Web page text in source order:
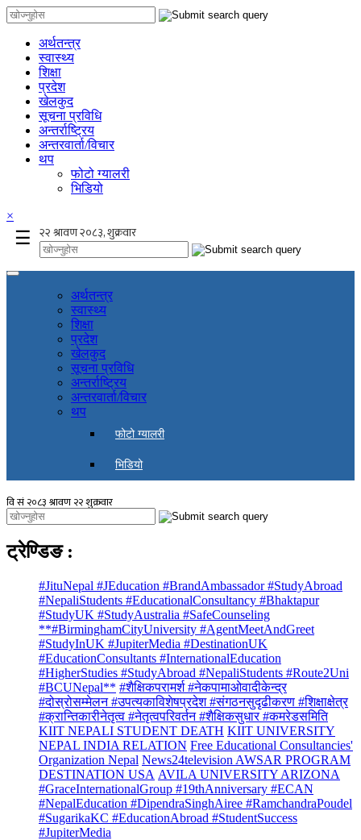
अर्थतन्त्र
स्वास्थ्य
शिक्षा
प्रदेश
खेलकुद
सूचना प्रविधि
अन्तर्राष्ट्रिय
अन्तरवार्ता/विचार
थप
फोटो ग्यालरी
भिडियो
×
☰
अर्थतन्त्र
स्वास्थ्य
शिक्षा
प्रदेश
खेलकुद
सूचना प्रविधि
अन्तर्राष्ट्रिय
अन्तरवार्ता/विचार
थप
फोटो ग्यालरी
भिडियो
ट्रेण्डिङ :
#JituNepal #JEducation #BrandAmbassador #StudyAbroad
#NepaliStudents #EducationalConsultancy #Bhaktapur
#StudyUK #StudyAustralia #SafeCounseling
**#BirminghamCityUniversity #AgentMeetAndGreet
#StudyInUK #JupiterMedia #DestinationUK
#EducationConsultants #InternationalEducation
#HigherStudies #StudyAbroad #NepaliStudents #Route2Uni
#BCUNepal** #शैक्षिकपरामर्श #नेकपामाओवादीकेन्द्र
#दोस्रोसम्मेलन #उपत्यकाविशेषप्रदेश #संगठनसुदृढीकरण #शिक्षाक्षेत्र
#क्रान्तिकारीनेतृत्व #नेतृत्वपरिवर्तन #शैक्षिकसुधार #कमरेडसमिति
KIIT NEPALI STUDENT DEATH KIIT UNIVERSITY
NEPAL INDIA RELATION Free Educational Consultancies'
Organization Nepal News24television AWSAR PROGRAM
DESTINATION USA AVILA UNIVERSITY ARIZONA
#GraceInternationalGroup #19thAnniversary #ECAN
#NepalEducation #DipendraSinghAiree #RamchandraPoudel
#SugarikaKC #EducationAbroad #StudentSuccess
#JupiterMedia